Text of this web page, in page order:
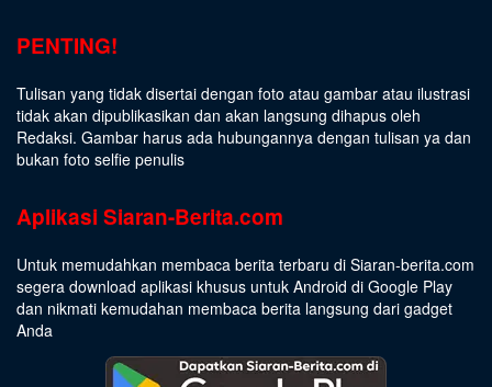
PENTING!
Tulisan yang tidak disertai dengan foto atau gambar atau ilustrasi
tidak akan dipublikasikan dan akan langsung dihapus oleh
Redaksi. Gambar harus ada hubungannya dengan tulisan ya dan
bukan foto selfie penulis
Aplikasi Siaran-Berita.com
Untuk memudahkan membaca berita terbaru di Siaran-berita.com
segera download aplikasi khusus untuk Android di Google Play
dan nikmati kemudahan membaca berita langsung dari gadget
Anda